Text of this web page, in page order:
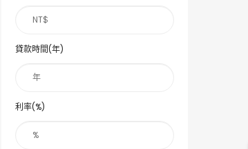
貸款時間(年)
利率(%)